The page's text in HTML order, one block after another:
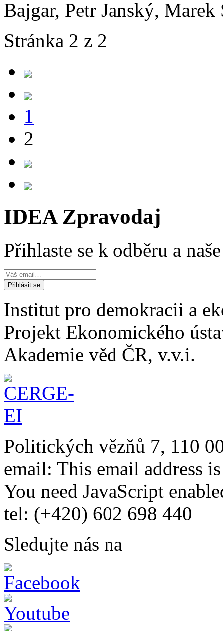
Bajgar, Petr Janský, Marek
Stránka 2 z 2
1
2
IDEA Zpravodaj
Přihlaste se k odběru a
Institut pro demokracii a
Projekt Ekonomického
Akademie věd ČR, v.v.i.
Politických vězňů 7, 110
email: This email address
You need JavaScript
tel: (+420) 602 698 440
Sledujte nás na